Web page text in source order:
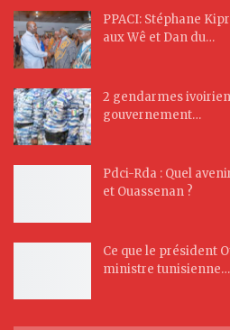
PPACI: Stéphane
aux Wê et Dan du…
2 gendarmes
gouvernement…
Pdci-Rda : Quel
et Ouassenan ?
Ce que le président
ministre tunisienne…